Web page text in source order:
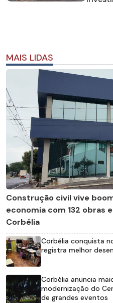
MAIS LIDAS
Construção civil vive
economia com 132 obras
Corbélia
Corbélia conquista
registra melhor
Corbélia anuncia
modernização do
de grandes eventos